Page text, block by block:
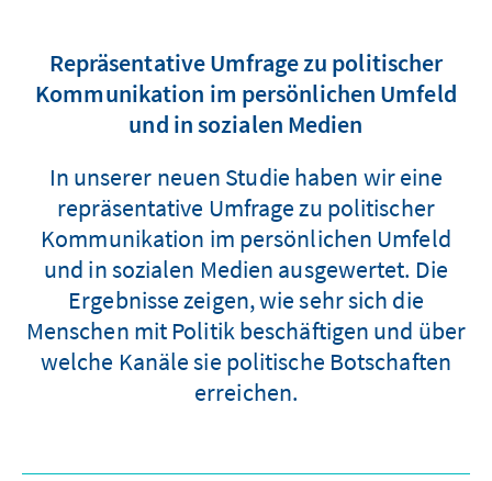
Repräsentative Umfrage zu politischer
Kommunikation im persönlichen Umfeld
und in sozialen Medien
In unserer neuen Studie haben wir eine
repräsentative Umfrage zu politischer
Kommunikation im persönlichen Umfeld
und in sozialen Medien ausgewertet. Die
Ergebnisse zeigen, wie sehr sich die
Menschen mit Politik beschäftigen und über
welche Kanäle sie politische Botschaften
erreichen.